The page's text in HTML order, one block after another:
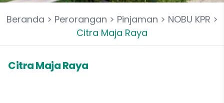
Beranda > Perorangan > Pinjaman > NOBU KPR >
Citra Maja Raya
Citra Maja Raya